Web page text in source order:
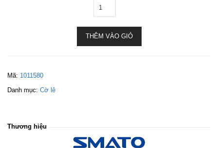
THÊM VÀO GIỎ
Mã: 1011580
Danh mục: Cờ lê
Thương hiệu